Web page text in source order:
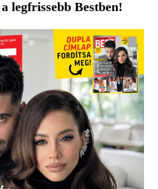
legfrissebb Bestben!